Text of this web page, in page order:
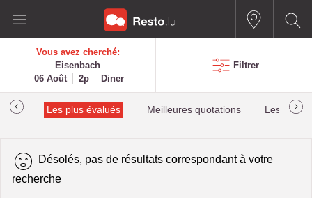
Vous avez cherché:
Eisenbach
06 Août
2p Diner
Filtrer
Les plus évalués Meilleures quotations Les plus
Désolés, pas de résultats correspondant à votre
recherche